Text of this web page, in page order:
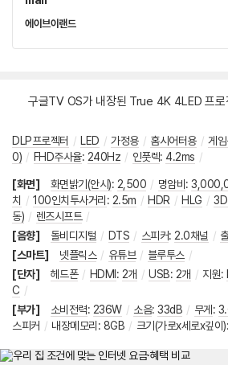
에이브이랜드네
구글TV OS가 내장된 True 4K 4LED 프로
DLP프로젝터 / LED / 가정용 / 홈시어터용 / 게
0) / FHD주사율: 240Hz / 인풋렉: 4.2ms /
[화면] 화면밝기(안시): 2,500 / 명암비 :
치
/ 100인치투사거리 : 2.5m / HDR / HLG /
동) / 렌즈시프트 /
[음향]
돌비디지털 / DTS / 스피커: 2.0채널 /
[스마트]
넷플릭스 / 유튜브 / 블루투스 /
[단자]
헤드폰 / HDMI : 2개 / USB: 2개 / 지원:
C /
[부가]
소비전력: 236W / 소음: 33dB / 무게 :
스피커 / 내장메모리: 8GB / 크기(가로x세로x깊